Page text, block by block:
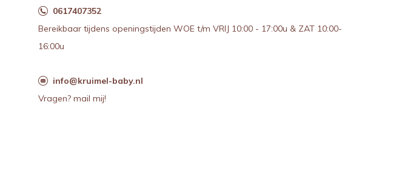
0617407352
Bereikbaar tijdens openingstijden WOE t/m VRIJ 10:00 - 17:00u & ZAT 10:00-
16:00u
info@kruimel-baby.nl
Vragen? mail mij!